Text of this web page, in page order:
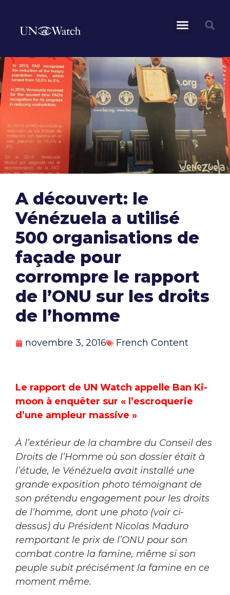
A découvert: le
Vénézuela a utilisé
500 organisations de
façade pour
corrompre le rapport
de l’ONU sur les droits
de l’homme
novembre 3, 2016 French Content
Le rapport de UN Watch appelle Ban Ki-
moon à enquêter sur « l’escroquerie
d’une ampleur massive »
À l’extérieur de la chambre du Conseil des
Droits de l’Homme où son dossier était à
l’étude, le Vénézuela avait installé une
grande exposition photo témoignant de
son prétendu engagement pour les droits
de l’homme, dont une photo (voir ci-
dessus) du Président Nicolas Maduro
remportant le prix de l’ONU pour son
combat contre la famine, même si son
peuple subit précisément la famine en ce
moment même.